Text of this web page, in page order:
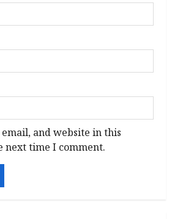
email, and website in this
next time I comment.